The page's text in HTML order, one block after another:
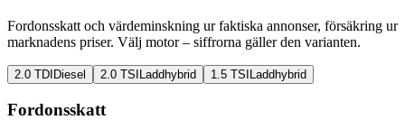
Fordonsskatt och värdeminskning ur faktiska annonser, försäkring ur
marknadens priser. Välj motor – siffrorna gäller den varianten.
2.0 TDIDiesel 2.0 TSILaddhybrid 1.5 TSILaddhybrid
Fordonsskatt